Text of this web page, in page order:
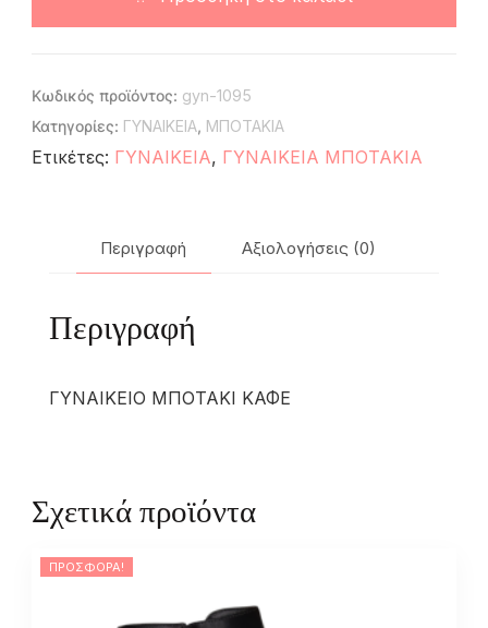
Κωδικός προϊόντος: gyn-1095
Κατηγορίες: ΓΥΝΑΙΚΕΙΑ, ΜΠΟΤΑΚΙΑ
Ετικέτες: ΓΥΝΑΙΚΕΙΑ, ΓΥΝΑΙΚΕΙΑ ΜΠΟΤΑΚΙΑ
Περιγραφή Αξιολογήσεις (0)
Περιγραφή
ΓΥΝΑΙΚΕΙΟ ΜΠΟΤΑΚΙ ΚΑΦΕ
Σχετικά προϊόντα
ΠΡΟΣΦΟΡΆ!